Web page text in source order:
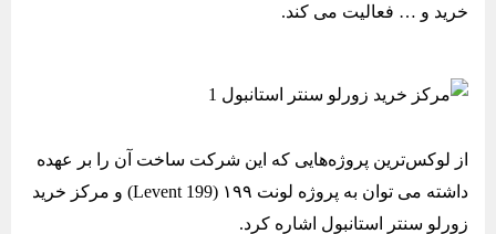
خرید و … فعالیت می کند.
از لوکس‌ترین پروژه‌هایی که این شرکت ساخت آن را بر عهده
داشته می توان به پروژه لونت ۱۹۹ (Levent 199) و مرکز خرید
زورلو سنتر استانبول اشاره کرد.